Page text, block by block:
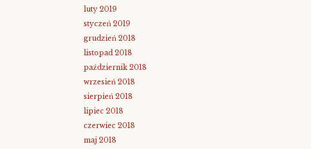
luty 2019
styczeń 2019
grudzień 2018
listopad 2018
październik 2018
wrzesień 2018
sierpień 2018
lipiec 2018
czerwiec 2018
maj 2018